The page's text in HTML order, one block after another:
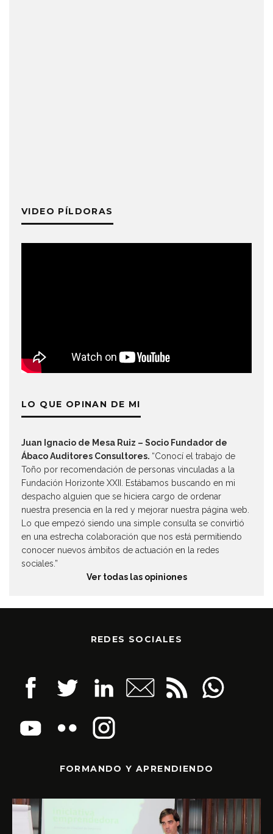
VIDEO PÍLDORAS
LO QUE OPINAN DE MI
Juan Ignacio de Mesa Ruiz – Socio Fundador de
Ábaco Auditores Consultores. “Conocí el trabajo de
Toño por recomendación de personas vinculadas a la
Fundación Horizonte XXII. Estábamos buscando en mi
despacho alguien que se hiciera cargo de ordenar
nuestra presencia en la red y mejorar nuestra página web.
Lo que empezó siendo una simple consulta se convirtió
en una estrecha colaboración que nos está permitiendo
conocer nuevos ámbitos de actuación en la redes
sociales.”
Ver todas las opiniones
REDES SOCIALES
FORMANDO Y APRENDIENDO